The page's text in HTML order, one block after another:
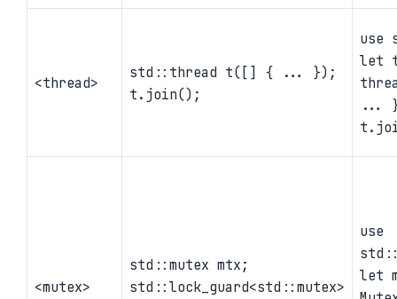
<thread>
std::thread t([] { ... });
t.join();
use
let
...
<mutex>
std::mutex mtx;
std::lock_guard<std::mutex>
use
let